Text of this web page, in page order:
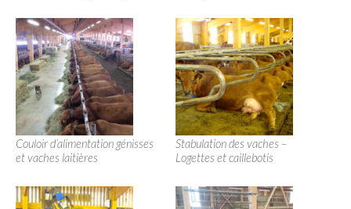
Couloir d’alimentation génisses
et vaches laitières
Stabulation des vaches –
Logettes et caillebotis